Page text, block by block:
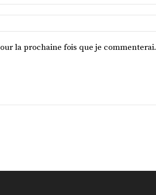
la prochaine fois que je commenterai.